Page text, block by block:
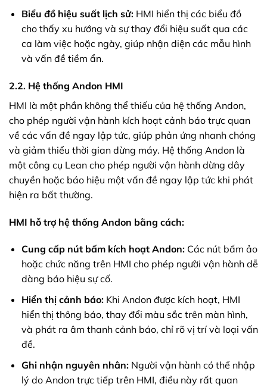
Biểu đồ hiệu suất lịch sử:HMI hiển thị các biểu đồ
cho thấy xu hướng và sự thay đổi hiệu suất qua các
ca làm việc hoặc ngày, giúp nhận diện các mẫu hình
và vấn đề tiềm ẩn.
2.2. Hệ thống Andon HMI
HMI là một phần không thể thiếu của hệ thống Andon,
cho phép người vận hành kích hoạt cảnh báo trực quan
về các vấn đề ngay lập tức, giúp phản ứng nhanh chóng
và giảm thiểu thời gian dừng máy. Hệ thống Andon là
một công cụ Lean cho phép người vận hành dừng dây
chuyền hoặc báo hiệu một vấn đề ngay lập tức khi phát
hiện ra bất thường.
HMI hỗ trợ hệ thống Andon bằng cách:
Cung cấp nút bấm kích hoạt Andon:Các nút bấm ảo
hoặc chức năng trên HMI cho phép người vận hành dễ
dàng báo hiệu sự cố.
Hiển thị cảnh báo:Khi Andon được kích hoạt, HMI
hiển thị thông báo, thay đổi màu sắc trên màn hình,
và phát ra âm thanh cảnh báo, chỉ rõ vị trí và loại vấn
đề.
Ghi nhận nguyên nhân:Người vận hành có thể nhập
lý do Andon trực tiếp trên HMI, điều này rất quan